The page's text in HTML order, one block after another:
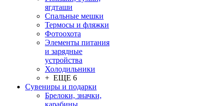
ягдташи
Спальные мешки
Термосы и фляжки
Фотоохота
Элементы питания
и зарядные
устройства
Холодильники
+ ЕЩЕ 6
Сувениры и подарки
Брелоки, значки,
карабины